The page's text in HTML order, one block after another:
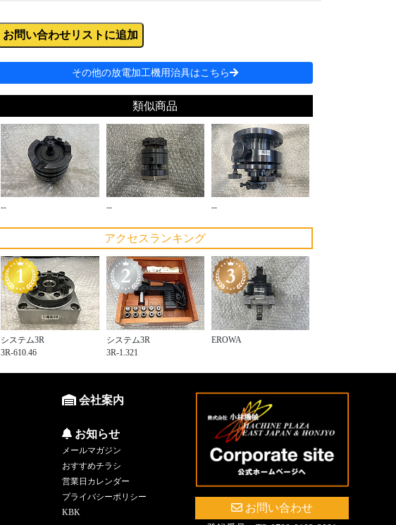
お問い合わせリストに追加
その他の放電加工機用治具はこちら
類似商品
-- -- --
アクセスランキング
システム3R
3R-610.46
システム3R
3R-1.321
EROWA
会社案内
お知らせ
メールマガジン
おすすめチラシ
営業日カレンダー
プライバシーポリシー
KBK
お問い合わせ